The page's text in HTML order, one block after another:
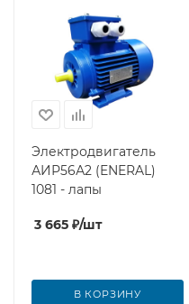
Электродвигатель
АИР56А2 (ENERAL)
1081 - лапы
3 665 ₽/шт
В КОРЗИНУ